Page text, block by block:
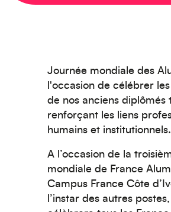
Journée mondiale des
l'occasion de célébrer
de nos anciens diplômés
renforçant les liens
humains et institutionnels.
A l’occasion de la
mondiale de France
Campus France Côte
l’instar des autres postes,